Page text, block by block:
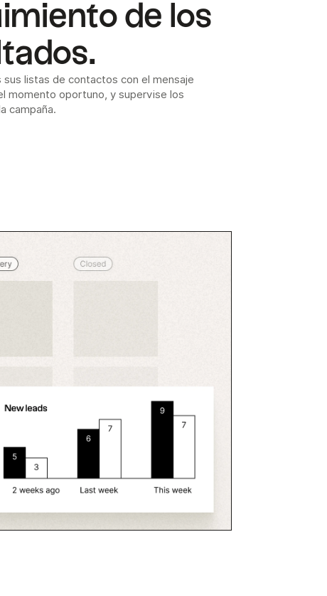
de los
sus listas de contactos con el mensaje
momento oportuno, y supervise los
campaña.